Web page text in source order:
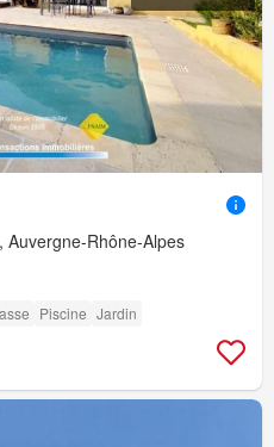
Rhône-Alpes
Piscine Jardin